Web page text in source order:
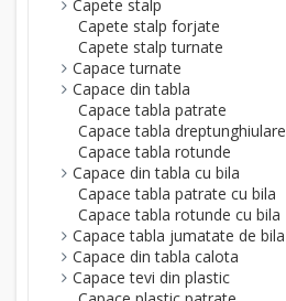
Capete stalp
Capete stalp forjate
Capete stalp turnate
Capace turnate
Capace din tabla
Capace tabla patrate
Capace tabla dreptunghiulare
Capace tabla rotunde
Capace din tabla cu bila
Capace tabla patrate cu bila
Capace tabla rotunde cu bila
Capace tabla jumatate de bila
Capace din tabla calota
Capace tevi din plastic